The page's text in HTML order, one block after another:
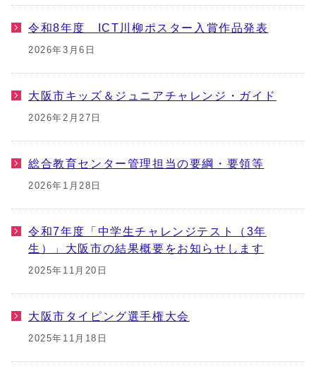
令和8年度 ICT川柳ポスター入賞作品発表
2026年3月6日
大阪市キッズ＆ジュニアチャレンジ・ガイド
2026年2月27日
総合教育センター管理担当の要綱・要領等
2026年1月28日
令和7年度「中学生チャレンジテスト（3年
生）」大阪市の結果概要をお知らせします
2025年11月20日
大阪市タイピング選手権大会
2025年11月18日